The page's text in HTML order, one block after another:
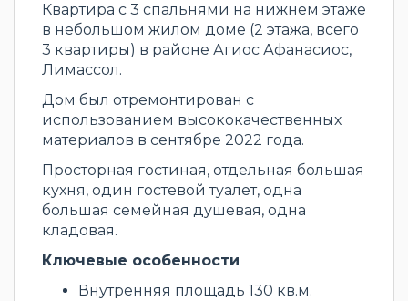
Квартира с 3 спальнями на нижнем этаже
в небольшом жилом доме (2 этажа, всего
3 квартиры) в районе Агиос Афанасиос,
Лимассол.
Дом был отремонтирован с
использованием высококачественных
материалов в сентябре 2022 года.
Просторная гостиная, отдельная большая
кухня, один гостевой туалет, одна
большая семейная душевая, одна
кладовая.
Ключевые особенности
Внутренняя площадь 130 кв.м.